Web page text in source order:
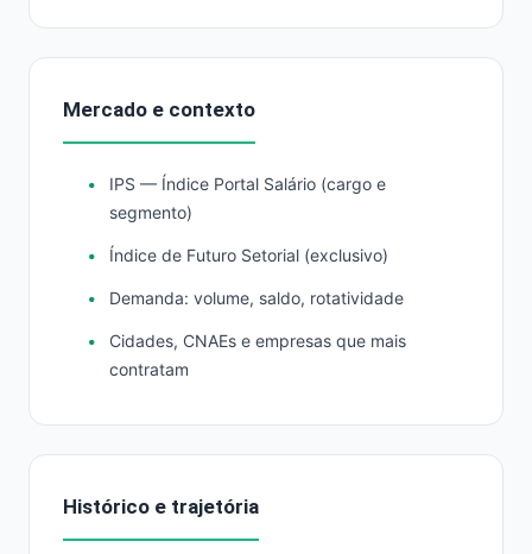
Mercado e contexto
IPS — Índice Portal Salário (cargo e
segmento)
Índice de Futuro Setorial (exclusivo)
Demanda: volume, saldo, rotatividade
Cidades, CNAEs e empresas que mais
contratam
Histórico e trajetória